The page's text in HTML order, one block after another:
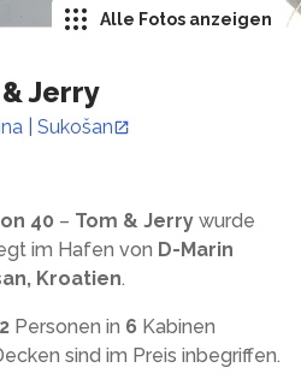
Jerry
| Sukošan
Alle Fotos anzeigen
40 – Tom & Jerry wurde
im Hafen von D-Marin
Kroatien.
Personen in 6 Kabinen
sind im Preis inbegriffen.